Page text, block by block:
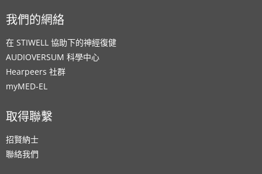
我們的網絡
在 STIWELL 協助下的神經復健
AUDIOVERSUM 科學中心
Hearpeers 社群
myMED‑EL
取得聯繫
招賢納士
聯絡我們